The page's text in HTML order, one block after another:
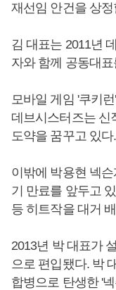
재선임 안건을 상
김 대표는 2011년
자와 함께 공동대
모바일 게임 '쿠키
데브시스터즈는 신
도약을 꿈꾸고 있다.
이밖에 박용현 넥
기 만료를 앞두고
등 히트작을 대거
2013년 박 대표가
으로 편입됐다. 박
합병으로 탄생한 '